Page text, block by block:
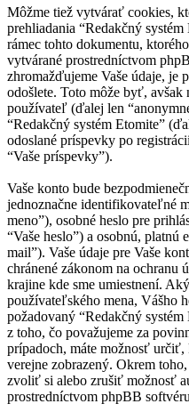
Môžme tiež vytvárať cookies,
prehliadania “Redakčný
rámec tohto dokumentu,
vytvárané prostredníctvom
zhromažďujeme Vaše údaje, je
odošlete. Toto môže byť,
používateľ (ďalej len
“Redakčný systém Etomite”
odoslané príspevky po
“Vaše príspevky”).
Vaše konto bude
jednoznačne identifikovateľné
meno”), osobné heslo pre
“Vaše heslo”) a osobnú, platnú
mail”). Vaše údaje pre Vaše
chránené zákonom na ochranu
krajine kde sme umiestnení.
používateľského mena, Vášho
požadovaný “Redakčný
z toho, čo považujeme za
prípadoch, máte možnosť
verejne zobrazený. Okrem
zvoliť si alebo zrušiť možnosť
prostredníctvom phpBB